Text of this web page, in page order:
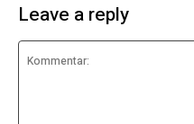
Leave a reply